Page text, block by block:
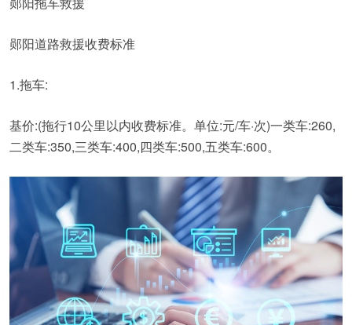
郧阳道路救援收费标准
1.拖车:
基价:(拖行10公里以内收费标准。单位:元/车·次)一类车:260,
二类车:350,三类车:400,四类车:500,五类车:600。